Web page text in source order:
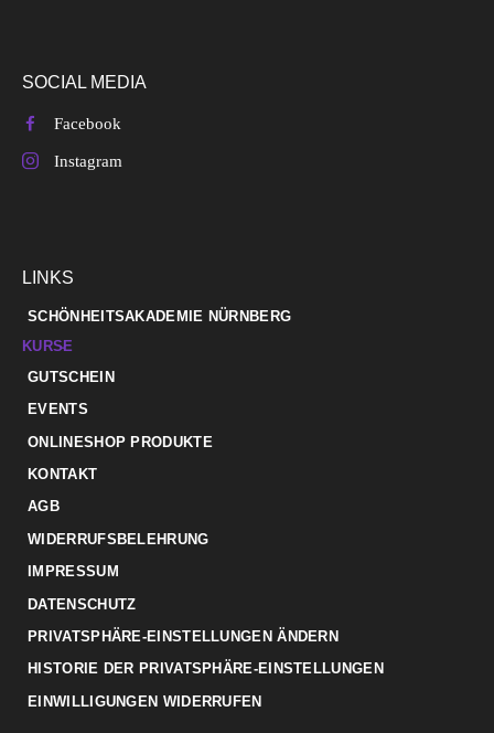
SOCIAL MEDIA
Facebook
Instagram
LINKS
SCHÖNHEITSAKADEMIE NÜRNBERG
KURSE
GUTSCHEIN
EVENTS
ONLINESHOP PRODUKTE
KONTAKT
AGB
WIDERRUFSBELEHRUNG
IMPRESSUM
DATENSCHUTZ
PRIVATSPHÄRE-EINSTELLUNGEN ÄNDERN
HISTORIE DER PRIVATSPHÄRE-EINSTELLUNGEN
EINWILLIGUNGEN WIDERRUFEN